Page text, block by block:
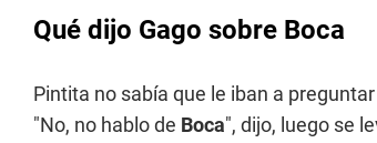
Qué dijo Gago sobre Boca
Pintita no sabía que le iban a
"No, no hablo de Boca", dijo, luego se